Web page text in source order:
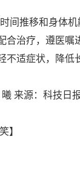
间推移和身体
合治疗，遵医嘱
不适症状，降低
来源：科技日
】